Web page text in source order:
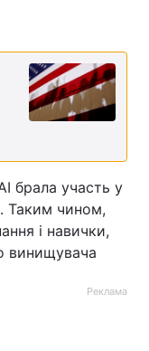
брала участь у
Таким чином,
і навички,
винищувача
Реклама